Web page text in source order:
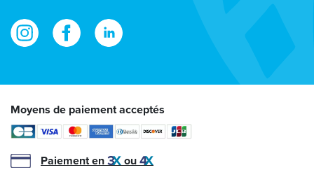
Moyens de paiement acceptés
Paiement en ou